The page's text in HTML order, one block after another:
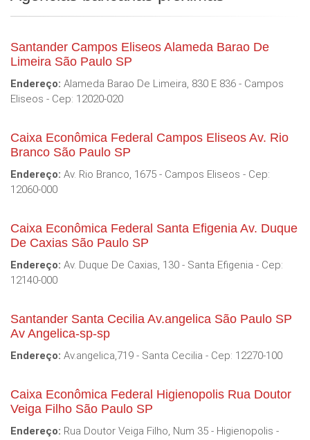
Santander Campos Eliseos Alameda Barao De
Limeira São Paulo SP
Endereço: Alameda Barao De Limeira, 830 E 836 - Campos
Eliseos - Cep: 12020-020
Caixa Econômica Federal Campos Eliseos Av. Rio
Branco São Paulo SP
Endereço: Av. Rio Branco, 1675 - Campos Eliseos - Cep:
12060-000
Caixa Econômica Federal Santa Efigenia Av. Duque
De Caxias São Paulo SP
Endereço: Av. Duque De Caxias, 130 - Santa Efigenia - Cep:
12140-000
Santander Santa Cecilia Av.angelica São Paulo SP
Av Angelica-sp-sp
Endereço: Av.angelica,719 - Santa Cecilia - Cep: 12270-100
Caixa Econômica Federal Higienopolis Rua Doutor
Veiga Filho São Paulo SP
Endereço: Rua Doutor Veiga Filho, Num 35 - Higienopolis -